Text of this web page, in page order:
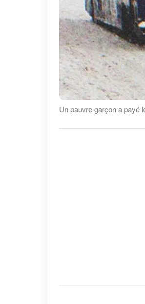
Un pauvre garçon a payé